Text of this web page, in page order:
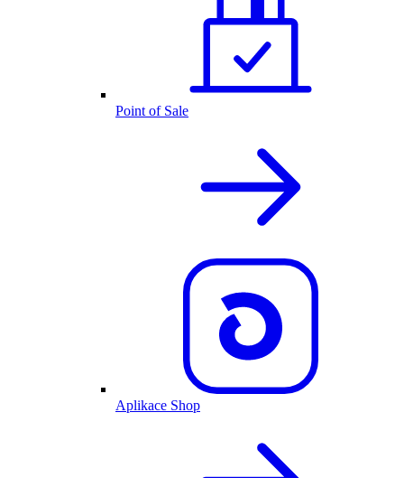
Point of Sale
Aplikace Shop